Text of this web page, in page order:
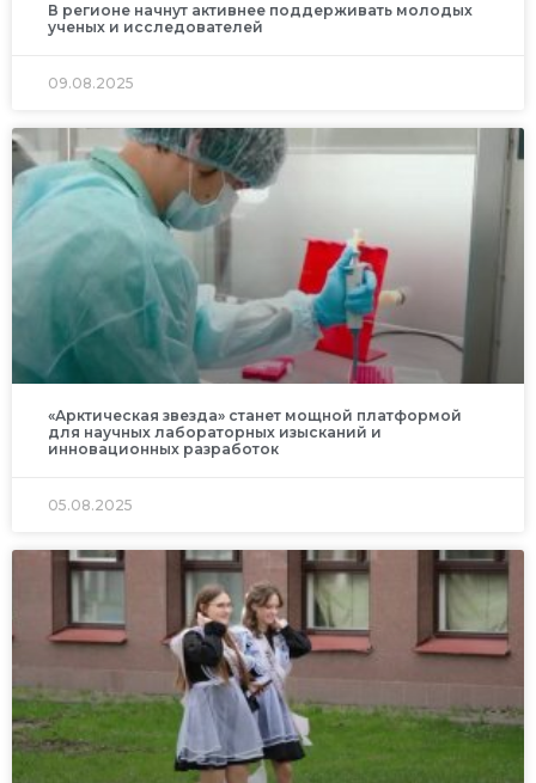
В регионе начнут активнее поддерживать молодых
ученых и исследователей
09.08.2025
«Арктическая звезда» станет мощной платформой
для научных лабораторных изысканий и
инновационных разработок
05.08.2025